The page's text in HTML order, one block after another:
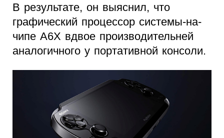
В результате, он выяснил, что
графический процессор системы-на-
чипе A6X вдвое производительней
аналогичного у портативной консоли.